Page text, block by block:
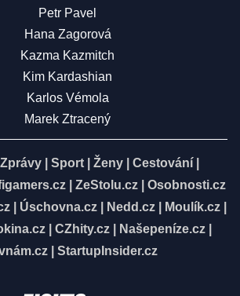
Petr Pavel
Hana Zagorová
Kazma Kazmitch
Kim Kardashian
Karlos Vémola
Marek Ztracený
Zprávy Sport Ženy Cestování
ZeStolu.cz
Osobnosti.cz
| Úschovna.cz| Nedd.cz| Moulík.cz|
CZhity.cz Našepeníze.cz
StartupInsider.cz